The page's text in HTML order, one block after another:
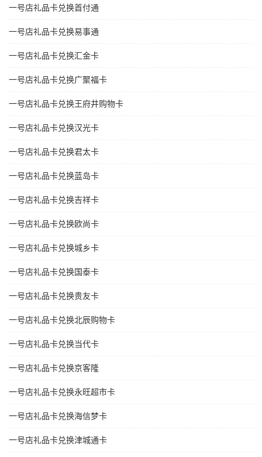
一号店礼品卡兑换首付通
一号店礼品卡兑换易事通
一号店礼品卡兑换汇金卡
一号店礼品卡兑换广聚福卡
一号店礼品卡兑换王府井购物卡
一号店礼品卡兑换汉光卡
一号店礼品卡兑换君太卡
一号店礼品卡兑换蓝岛卡
一号店礼品卡兑换吉祥卡
一号店礼品卡兑换欧尚卡
一号店礼品卡兑换城乡卡
一号店礼品卡兑换国泰卡
一号店礼品卡兑换贵友卡
一号店礼品卡兑换北辰购物卡
一号店礼品卡兑换当代卡
一号店礼品卡兑换京客隆
一号店礼品卡兑换永旺超市卡
一号店礼品卡兑换海信梦卡
一号店礼品卡兑换津城通卡